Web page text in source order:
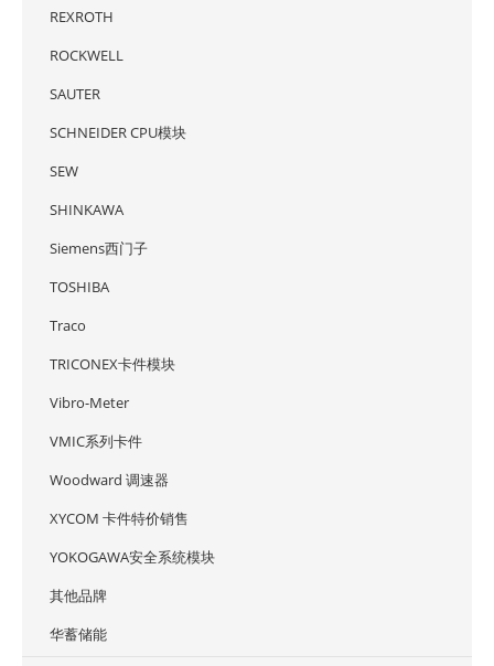
REXROTH
ROCKWELL
SAUTER
SCHNEIDER CPU模块
SEW
SHINKAWA
Siemens西门子
TOSHIBA
Traco
TRICONEX卡件模块
Vibro-Meter
VMIC系列卡件
Woodward 调速器
XYCOM 卡件特价销售
YOKOGAWA安全系统模块
其他品牌
华蓄储能